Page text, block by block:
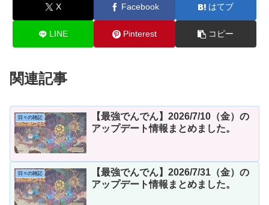
X Facebook はてブ
LINE Pinterest コピー
関連記事
日々の雑記
【最強でんでん】2026/7/10（金）の
アップデート情報まとめました。
日々の雑記
【最強でんでん】2026/7/31（金）の
アップデート情報まとめました。